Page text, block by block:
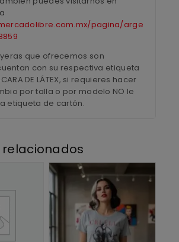
pagina/arge
que ofrecemos son
con su respectiva etiqueta
DE LÁTEX, si requieres hacer
por talla o por modelo NO le
etiqueta de cartón.